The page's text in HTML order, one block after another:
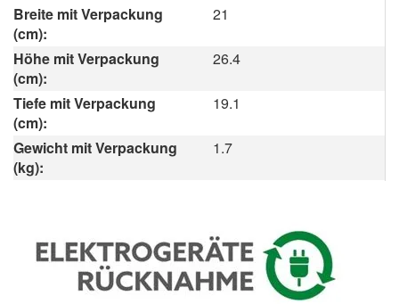
Breite mit Verpackung
(cm):
21
Höhe mit Verpackung
(cm):
26.4
Tiefe mit Verpackung
(cm):
19.1
Gewicht mit Verpackung
(kg):
1.7